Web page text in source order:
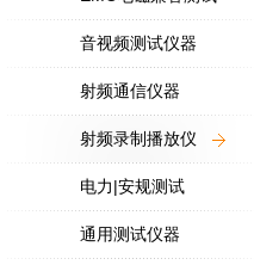
音视频测试仪器
射频通信仪器
射频录制播放仪
电力|安规测试
通用测试仪器